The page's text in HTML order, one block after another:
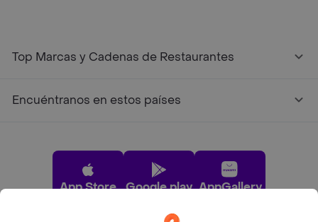
Top Marcas y Cadenas de Restaurantes
Encuéntranos en estos países
App Store Google play AppGallery